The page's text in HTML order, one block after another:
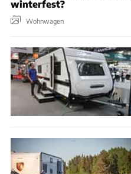
winterfest?
Wohnwagen